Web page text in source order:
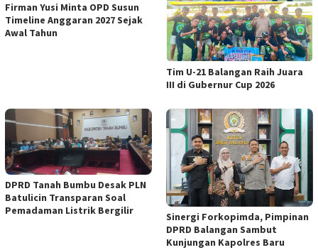
Firman Yusi Minta OPD Susun
Timeline Anggaran 2027 Sejak
Awal Tahun
Tim U-21 Balangan Raih Juara
III di Gubernur Cup 2026
DPRD Tanah Bumbu Desak PLN
Batulicin Transparan Soal
Pemadaman Listrik Bergilir
Sinergi Forkopimda, Pimpinan
DPRD Balangan Sambut
Kunjungan Kapolres Baru